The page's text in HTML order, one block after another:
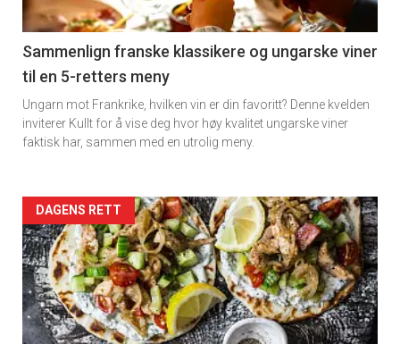
-
5
Sammenlign franske klassikere og ungarske viner
til en 5-retters meny
Ungarn mot Frankrike, hvilken vin er din favoritt? Denne kvelden
inviterer Kullt for å vise deg hvor høy kvalitet ungarske viner
faktisk har, sammen med en utrolig meny.
Forsiden
akkurat
nå
-
DAGENS RETT